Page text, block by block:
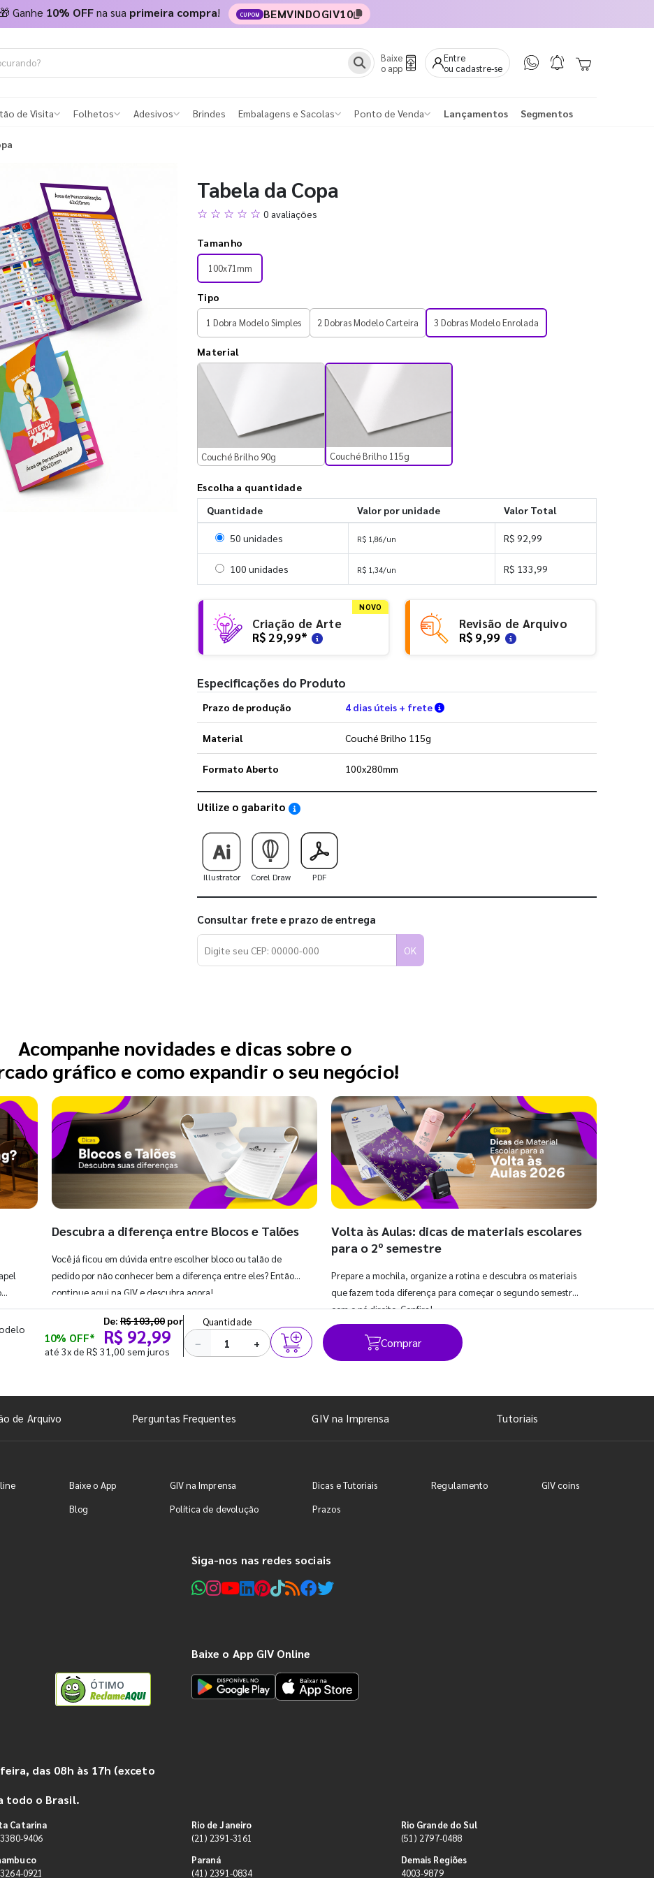
🎁 Ganhe 10% OFFna sua primeira compra! CUPOM BEMVINDOGIV10
Baixe
o app
Entre
ou cadastre-se
de Visita Folhetos Adesivos Brindes Embalagens e Sacolas Ponto de Venda Lançamentos Segmentos
Tabela da Copa
☆ ☆ ☆ ☆ ☆ 0 avaliações
Tamanho
100x71mm
Tipo
1 Dobra Modelo Simples 2 Dobras Modelo Carteira 3 Dobras Modelo Enrolada
Material
Couché Brilho 90g Couché Brilho 115g
Escolha a quantidade
Quantidade
Valor por unidade Valor Total
Selecionar 50 unidades
50 unidades R$ 1,86/un R$ 92,99
Selecionar 100 unidades
100 unidades R$ 1,34/un R$ 133,99
NOVO
Criação de Arte
R$ 29,99*
Revisão de Arquivo
R$ 9,99
Especificações do Produto
Prazo de produção 4 dias úteis + frete Verifique as condições de entrega
Material Couché Brilho 115g
Formato Aberto 100x280mm
Utilize o gabarito Saiba como utilizar os nossos gabaritos
Illustrator Corel Draw PDF
Consultar frete e prazo de entrega
OK
Acompanhe novidades e dicas sobre o
gráfico e como expandir o seu negócio!
Descubra a diferença entre Blocos e Talões
Você já ficou em dúvida entre escolher bloco ou talão de
pedido por não conhecer bem a diferença entre eles? Então,
continue aqui na GIV e descubra agora!
Volta às Aulas: dicas de materiais escolares
para o 2º semestre
Prepare a mochila, organize a rotina e descubra os materiais
que fazem toda diferença para começar o segundo semestre
com o pé direito. Confira!
10% OFF*
De: R$ 103,00 por
R$ 92,99
até 3x de R$ 31,00 sem juros
Quantidade
− + Comprar
de Arquivo Perguntas Frequentes GIV na Imprensa Tutoriais
Baixe o App GIV na Imprensa Dicas e Tutoriais Regulamento
GIV coins
Blog Política de devolução Prazos
Siga-nos nas redes sociais
ÓTIMO
Baixe o App GIV Online
das 08h às 17h (exceto
todo o Brasil.
Catarina
9406
0921
Rio de Janeiro
(21) 2391-3161
Paraná
(41) 2391-0834
Rio Grande do Sul
(51) 2797-0488
Demais Regiões
4003-9879